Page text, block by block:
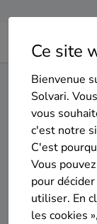
Ce site
Bienvenue
Solvari.
vous
c'est notre
C'est
Vous
pour
utiliser. En
les cookies
Home Isolation
Top 20 des entreprises